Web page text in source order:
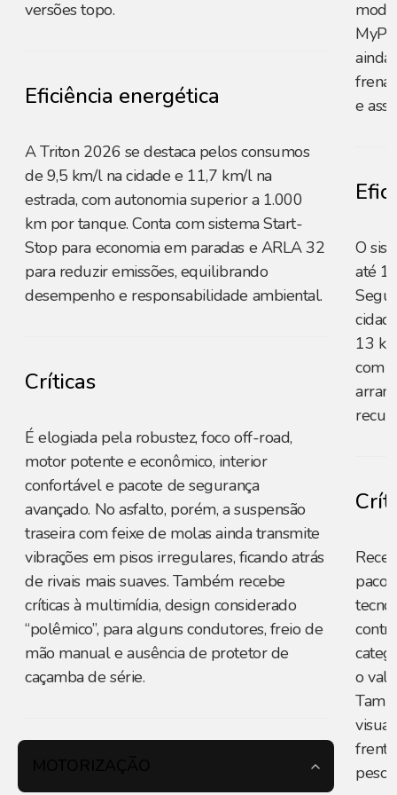
versões topo.
Eficiência energética
A Triton 2026 se destaca pelos consumos
de 9,5 km/l na cidade e 11,7 km/l na
estrada, com autonomia superior a 1.000
km por tanque. Conta com sistema Start-
Stop para economia em paradas e ARLA 32
para reduzir emissões, equilibrando
desempenho e responsabilidade ambiental.
Críticas
É elogiada pela robustez, foco off-road,
motor potente e econômico, interior
confortável e pacote de segurança
avançado. No asfalto, porém, a suspensão
traseira com feixe de molas ainda transmite
vibrações em pisos irregulares, ficando atrás
de rivais mais suaves. Também recebe
críticas à multimídia, design considerado
“polêmico”, para alguns condutores, freio de
mão manual e ausência de protetor de
caçamba de série.
ainda
e
O
até
13
com
o
peso.